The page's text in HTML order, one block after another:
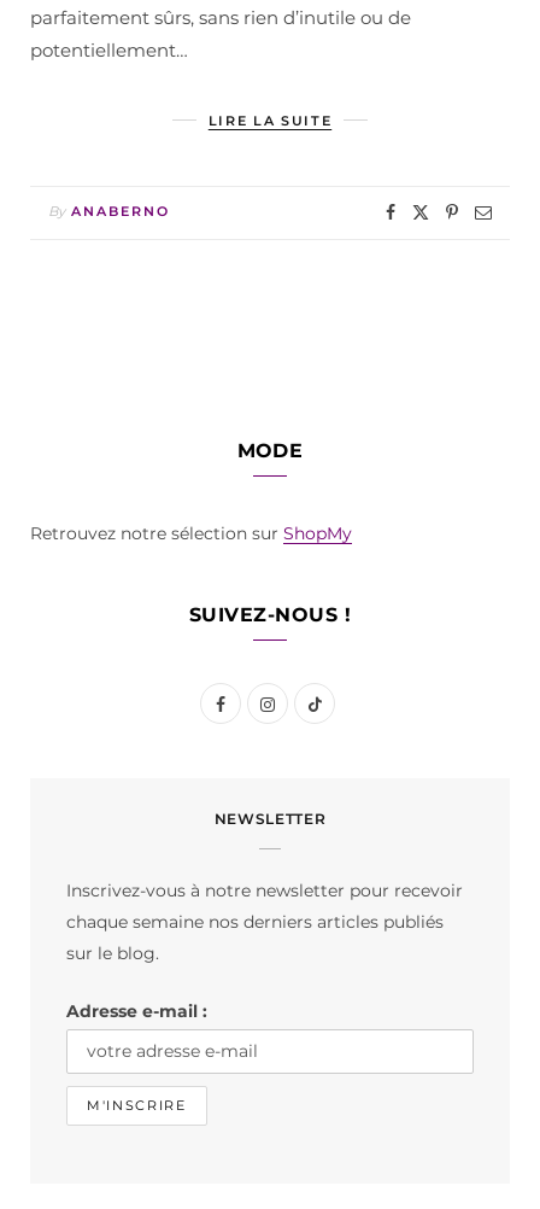
parfaitement sûrs, sans rien d’inutile ou de
potentiellement…
LIRE LA SUITE
By ANABERNO
MODE
Retrouvez notre sélection sur ShopMy
SUIVEZ-NOUS !
F
e
I
t
m
T
T
NEWSLETTER
Inscrivez-vous à notre newsletter pour recevoir
chaque semaine nos derniers articles publiés
sur le blog.
Adresse e-mail :